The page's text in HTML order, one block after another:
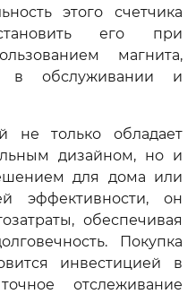
этого счетчика
его при
магнита,
в обслуживании и
не только обладает
дизайном, но и
для дома или
эффективности, он
обеспечивая
Покупка
инвестицией в
отслеживание